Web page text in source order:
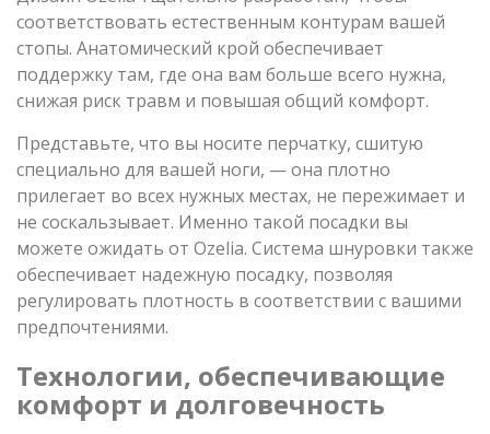
соответствовать естественным контурам вашей
стопы. Анатомический крой обеспечивает
поддержку там, где она вам больше всего нужна,
снижая риск травм и повышая общий комфорт.
Представьте, что вы носите перчатку, сшитую
специально для вашей ноги, — она плотно
прилегает во всех нужных местах, не пережимает и
не соскальзывает. Именно такой посадки вы
можете ожидать от Ozelia. Система шнуровки также
обеспечивает надежную посадку, позволяя
регулировать плотность в соответствии с вашими
предпочтениями.
Технологии, обеспечивающие
комфорт и долговечность